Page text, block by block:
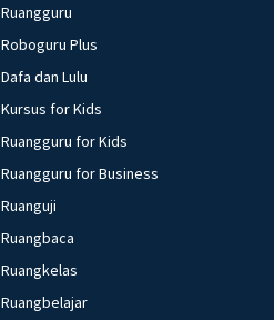
Ruangguru
Roboguru Plus
Dafa dan Lulu
Kursus for Kids
Ruangguru for Kids
Ruangguru for Business
Ruanguji
Ruangbaca
Ruangkelas
Ruangbelajar